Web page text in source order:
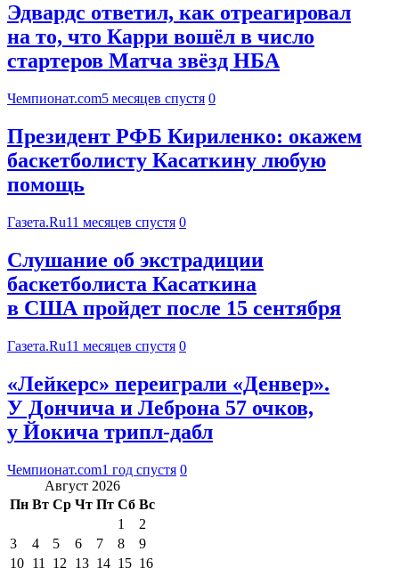
Эдвардс ответил, как отреагировал
на то, что Карри вошёл в число
стартеров Матча звёзд НБА
Чемпионат.com5 месяцев спустя 0
Президент РФБ Кириленко: окажем
баскетболисту Касаткину любую
помощь
Газета.Ru11 месяцев спустя 0
Слушание об экстрадиции
баскетболиста Касаткина
в США пройдет после 15 сентября
Газета.Ru11 месяцев спустя 0
«Лейкерс» переиграли «Денвер».
У Дончича и Леброна 57 очков,
у Йокича трипл-дабл
Чемпионат.com1 год спустя 0
Август 2026
Пн Вт Ср Чт Пт Сб Вс
1
2
3
4 5 6 7 8
9
10 11 12 13 14 15 16